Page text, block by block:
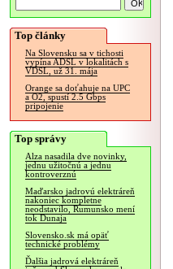
Top články
Na Slovensku sa v tichosti
vypína ADSL v lokalitách s
VDSL, už 31. mája
Orange sa doťahuje na UPC
a O2, spustí 2.5 Gbps
pripojenie
Top správy
Alza nasadila dve novinky,
jednu užitočnú a jednu
kontroverznú
Maďarsko jadrovú elektráreň
nakoniec kompletne
neodstavilo, Rumunsko mení
tok Dunaja
Slovensko.sk má opäť
technické problémy
Ďalšia jadrová elektráreň